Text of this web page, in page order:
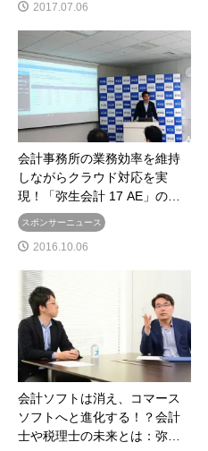
2017.07.06
会計事務所の業務効率を維持
しながらクラウド対応を実
現！「弥生会計 17 AE」の…
スポンサーニュース
2016.10.06
会計ソフトは消え、コマース
ソフトへと進化する！？会計
士や税理士の未来とは：弥…